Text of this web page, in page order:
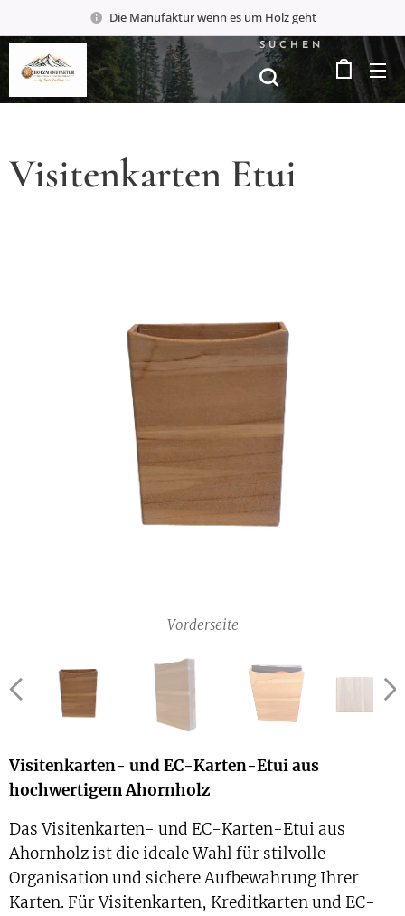
Die Manufaktur wenn es um Holz geht
SUCHEN
Visitenkarten Etui
Vorderseite
Visitenkarten Etui Holz
Visitenkarten- und EC-Karten-Etui aus
hochwertigem Ahornholz
Das Visitenkarten- und EC-Karten-Etui aus
Ahornholz ist die ideale Wahl für stilvolle
Organisation und sichere Aufbewahrung Ihrer
Karten. Für Visitenkarten, Kreditkarten und EC-